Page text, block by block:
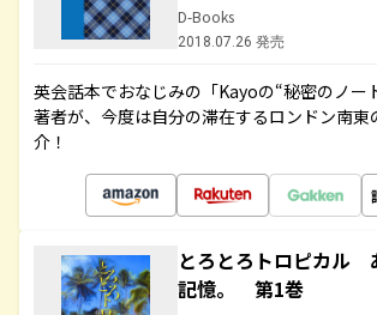
D-Books
2018.07.26 発売
英会話本でおなじみの「Kayoの“秘密のノー
著者が、今度は自分の滞在するロンドン南東
介！
とろとろトロピカル
記憶。 第1巻